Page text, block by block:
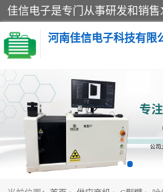
河南佳信电子科技有限
宠物X光机DR 电
电力探伤仪耐张线夹探伤
仪
微
工业CT